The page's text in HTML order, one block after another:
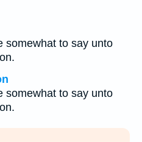
somewhat to say unto
somewhat to say unto